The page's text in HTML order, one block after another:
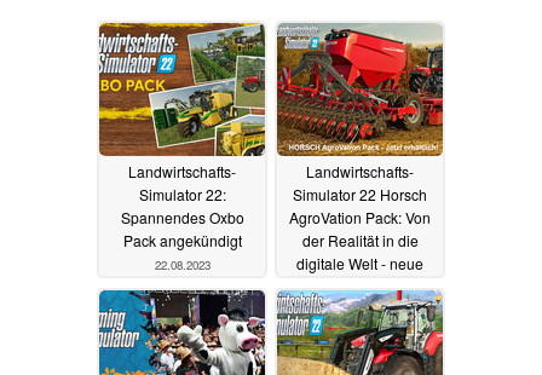
Landwirtschafts-
Simulator 22:
Spannendes Oxbo
Pack angekündigt
22.08.2023
Landwirtschafts-
Simulator 22 Horsch
AgroVation Pack: Von
der Realität in die
digitale Welt - neue
Maschinen und Karte
26.07.2023